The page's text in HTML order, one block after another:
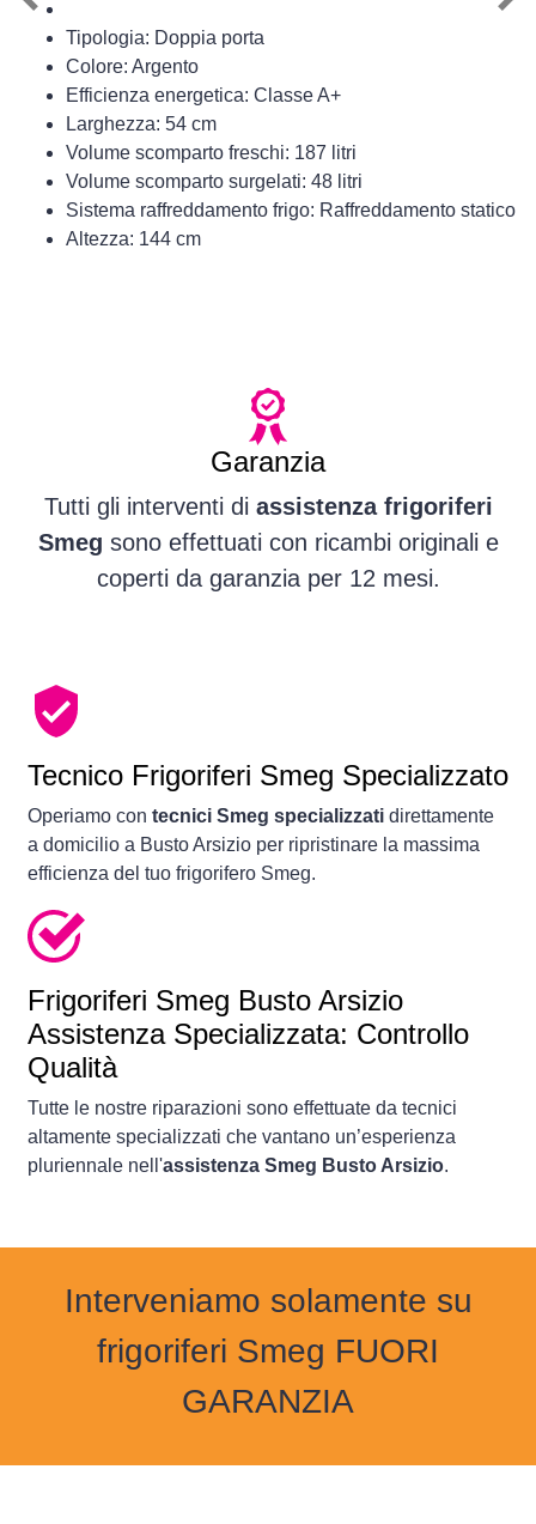
Tipologia: Doppia porta
Colore: Argento
Efficienza energetica: Classe A+
Larghezza: 54 cm
Volume scomparto freschi: 187 litri
Volume scomparto surgelati: 48 litri
Sistema raffreddamento frigo: Raffreddamento statico
Altezza: 144 cm
Previous
Garanzia
Tutti gli interventi di assistenza frigoriferi
Smeg sono effettuati con ricambi originali e
coperti da garanzia per 12 mesi.
Tecnico Frigoriferi Smeg Specializzato
Operiamo con tecnici Smeg specializzati direttamente
a domicilio a Busto Arsizio per ripristinare la massima
efficienza del tuo frigorifero Smeg.
Frigoriferi Smeg Busto Arsizio
Assistenza Specializzata: Controllo
Qualità
Tutte le nostre riparazioni sono effettuate da tecnici
altamente specializzati che vantano un’esperienza
pluriennale nell'assistenza Smeg Busto Arsizio.
Interveniamo solamente su
frigoriferi Smeg FUORI
GARANZIA